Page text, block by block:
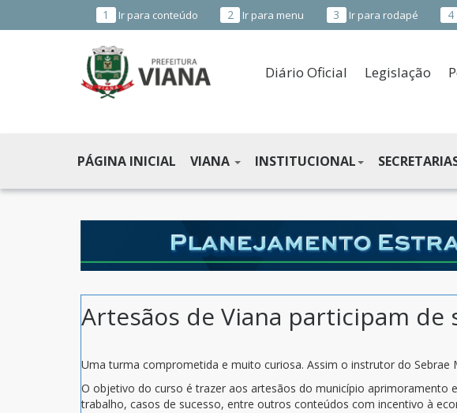
1 Ir para conteúdo 2 Ir para menu 3 Ir para rodapé 4
MUNICIPAL
DE
VIANA
ES
Diário Oficial Legislação
PÁGINA INICIAL VIANA INSTITUCIONAL
Artesãos de Viana participam
Uma turma comprometida e muito curiosa. Assim o instrutor do Sebrae
O objetivo do curso é trazer aos artesãos do município aprimoramento
trabalho, casos de sucesso, entre outros conteúdos com incentivo à